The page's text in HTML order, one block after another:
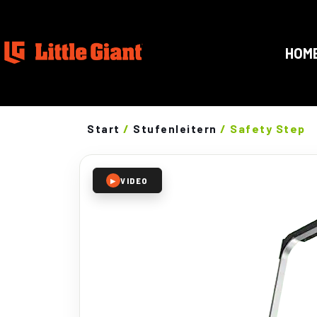
Start / Stufenleitern / Safety Step
▶ VIDEO